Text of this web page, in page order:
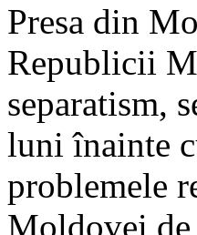
Presa din
Republicii
separatism,
luni înainte
problemele
Moldovei de